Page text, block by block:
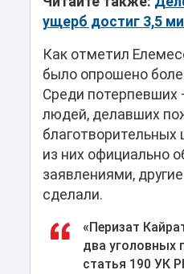
ущерб достиг 3,5
Как отметил
было опрошено
Среди
людей, делавших
благотворительных
из них официально
заявлениями,
сделали.
«Перизат
два уголовных
статья 190 УК